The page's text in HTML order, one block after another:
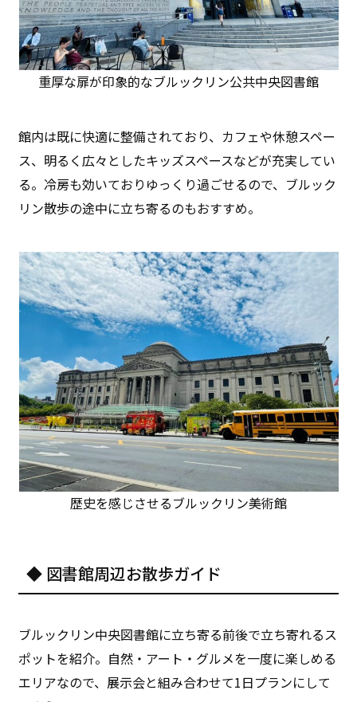
重厚な扉が印象的なブルックリン公共中央図書館
館内は既に快適に整備されており、カフェや休憩スペー
ス、明るく広々としたキッズスペースなどが充実してい
る。冷房も効いておりゆっくり過ごせるので、ブルック
リン散歩の途中に立ち寄るのもおすすめ。
歴史を感じさせるブルックリン美術館
◆ 図書館周辺お散歩ガイド
ブルックリン中央図書館に立ち寄る前後で立ち寄れるス
ポットを紹介。自然・アート・グルメを一度に楽しめる
エリアなので、展示会と組み合わせて1日プランにして